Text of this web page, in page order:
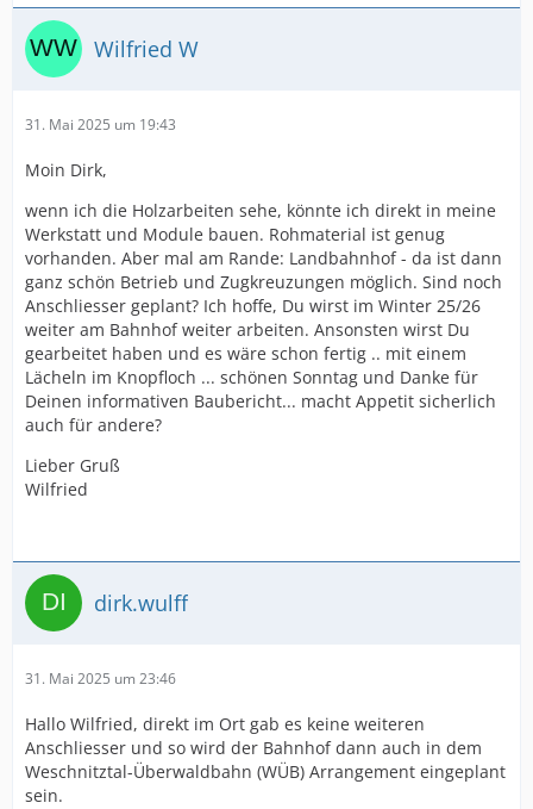
Wilfried W
31. Mai 2025 um 19:43
Moin Dirk,
wenn ich die Holzarbeiten sehe, könnte ich direkt in meine
Werkstatt und Module bauen. Rohmaterial ist genug
vorhanden. Aber mal am Rande: Landbahnhof - da ist dann
ganz schön Betrieb und Zugkreuzungen möglich. Sind noch
Anschliesser geplant? Ich hoffe, Du wirst im Winter 25/26
weiter am Bahnhof weiter arbeiten. Ansonsten wirst Du
gearbeitet haben und es wäre schon fertig .. mit einem
Lächeln im Knopfloch ... schönen Sonntag und Danke für
Deinen informativen Baubericht... macht Appetit sicherlich
auch für andere?
Lieber Gruß
Wilfried
dirk.wulff
31. Mai 2025 um 23:46
Hallo Wilfried, direkt im Ort gab es keine weiteren
Anschliesser und so wird der Bahnhof dann auch in dem
Weschnitztal-Überwaldbahn (WÜB) Arrangement eingeplant
sein.